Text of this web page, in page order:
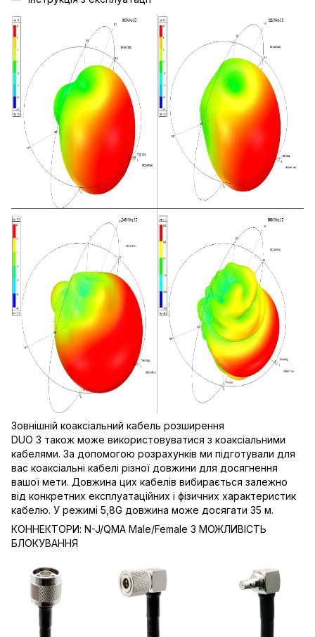
Зовнішній коаксіальний кабель розширення
DUO 3 також може використовуватися з коаксіальними
кабелями. За допомогою розрахунків ми підготували для
вас коаксіальні кабелі різної довжини для досягнення
вашої мети. Довжина цих кабелів вибирається залежно
від конкретних експлуатаційних і фізичних характеристик
кабелю. У режимі 5,8G довжина може досягати 35 м.
КОННЕКТОРИ: N-J/QMA Male/Female З МОЖЛИВІСТЬ
БЛОКУВАННЯ